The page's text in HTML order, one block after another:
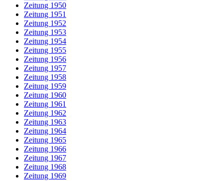
Zeitung 1950
Zeitung 1951
Zeitung 1952
Zeitung 1953
Zeitung 1954
Zeitung 1955
Zeitung 1956
Zeitung 1957
Zeitung 1958
Zeitung 1959
Zeitung 1960
Zeitung 1961
Zeitung 1962
Zeitung 1963
Zeitung 1964
Zeitung 1965
Zeitung 1966
Zeitung 1967
Zeitung 1968
Zeitung 1969